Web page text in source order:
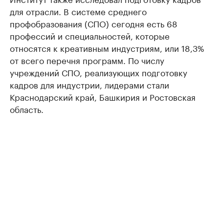
для отрасли. В системе среднего
профобразования (СПО) сегодня есть 68
профессий и специальностей, которые
относятся к креативным индустриям, или 18,3%
от всего перечня программ. По числу
учреждений СПО, реализующих подготовку
кадров для индустрии, лидерами стали
Краснодарский край, Башкирия и Ростовская
область.